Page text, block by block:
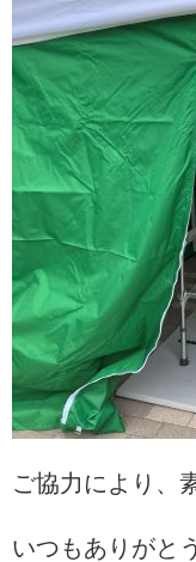
ご協力により、
いつもありがと